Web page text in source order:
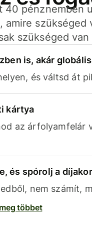
40 pénznemben
szükséged
szükséged van
is, akár
és váltsd át
kártya
az árfolyamfelár
és spórolj a
nem számít,
többet